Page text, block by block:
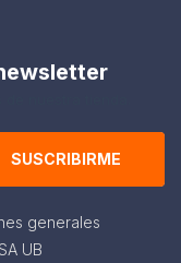
SUSCRIBIRME
generales
UB